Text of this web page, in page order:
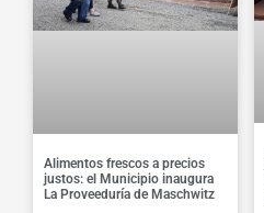
Alimentos frescos a precios
justos: el Municipio inaugura
La Proveeduría de Maschwitz